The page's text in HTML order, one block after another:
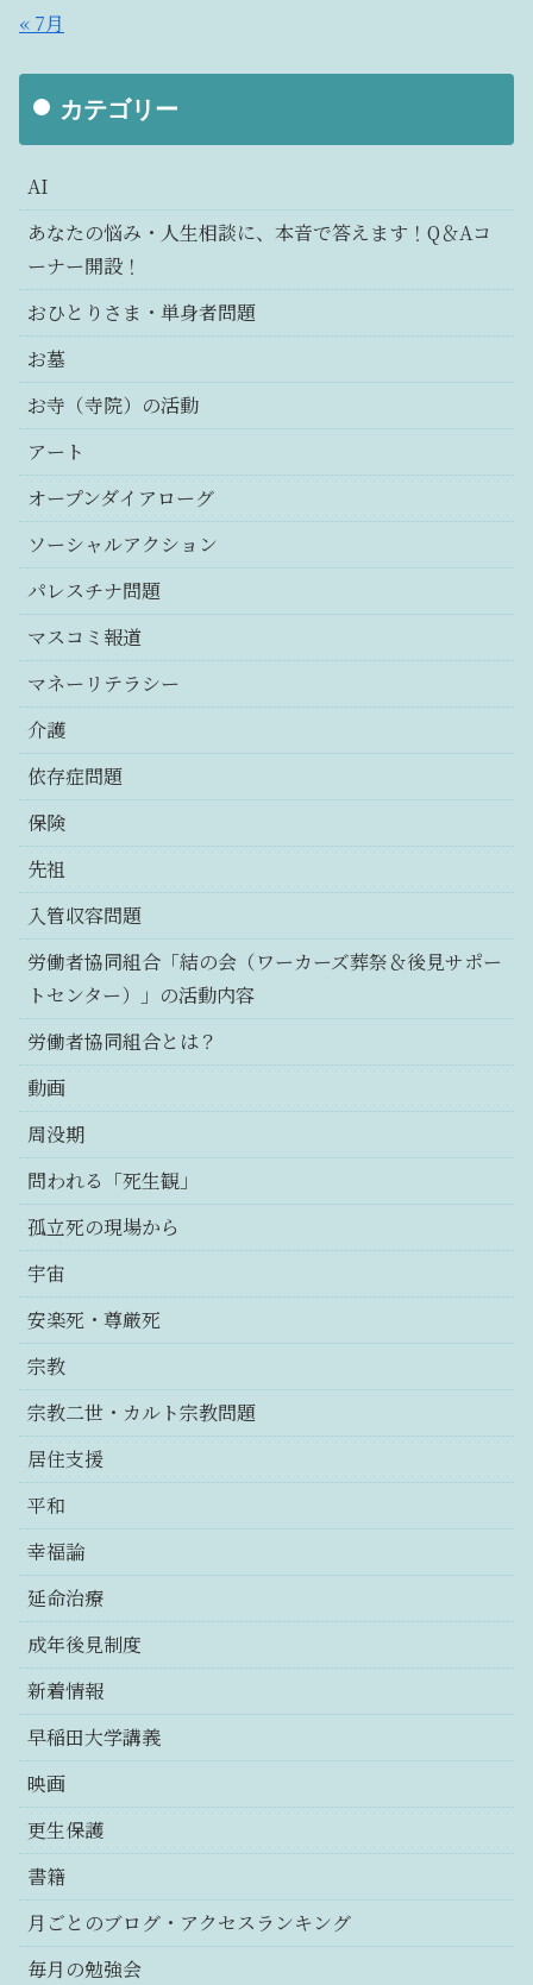
« 7月
カテゴリー
AI
あなたの悩み・人生相談に、本音で答えます！Q＆Aコ
ーナー開設！
おひとりさま・単身者問題
お墓
お寺（寺院）の活動
アート
オープンダイアローグ
ソーシャルアクション
パレスチナ問題
マスコミ報道
マネーリテラシー
介護
依存症問題
保険
先祖
入管収容問題
労働者協同組合「結の会（ワーカーズ葬祭＆後見サポー
トセンター）」の活動内容
労働者協同組合とは？
動画
周没期
問われる「死生観」
孤立死の現場から
宇宙
安楽死・尊厳死
宗教
宗教二世・カルト宗教問題
居住支援
平和
幸福論
延命治療
成年後見制度
新着情報
早稲田大学講義
映画
更生保護
書籍
月ごとのブログ・アクセスランキング
毎月の勉強会